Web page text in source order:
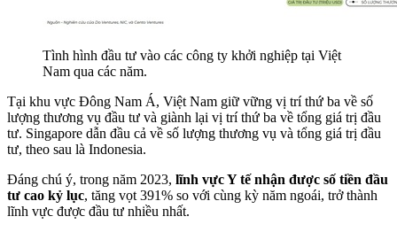
Tình hình đầu tư vào các công ty khởi nghiệp tại Việt
Nam qua các năm.
Tại khu vực Đông Nam Á, Việt Nam giữ vững vị trí thứ ba về số
lượng thương vụ đầu tư và giành lại vị trí thứ ba về tổng giá trị đầu
tư. Singapore dẫn đầu cả về số lượng thương vụ và tổng giá trị đầu
tư, theo sau là Indonesia.
Đáng chú ý, trong năm 2023, lĩnh vực Y tế nhận được số tiền đầu
tư cao kỷ lục, tăng vọt 391% so với cùng kỳ năm ngoái, trở thành
lĩnh vực được đầu tư nhiều nhất.